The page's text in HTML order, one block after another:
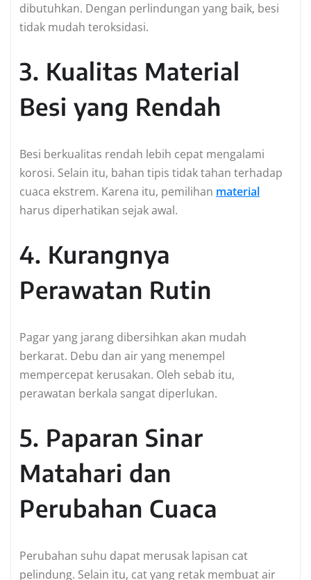
dibutuhkan. Dengan perlindungan yang baik, besi
tidak mudah teroksidasi.
3. Kualitas Material
Besi yang Rendah
Besi berkualitas rendah lebih cepat mengalami
korosi. Selain itu, bahan tipis tidak tahan terhadap
cuaca ekstrem. Karena itu, pemilihan material
harus diperhatikan sejak awal.
4. Kurangnya
Perawatan Rutin
Pagar yang jarang dibersihkan akan mudah
berkarat. Debu dan air yang menempel
mempercepat kerusakan. Oleh sebab itu,
perawatan berkala sangat diperlukan.
5. Paparan Sinar
Matahari dan
Perubahan Cuaca
Perubahan suhu dapat merusak lapisan cat
pelindung. Selain itu, cat yang retak membuat air